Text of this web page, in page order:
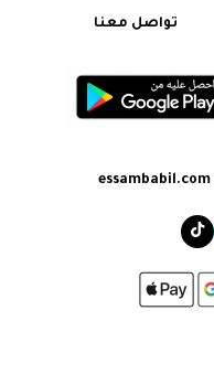
تواصل معنا